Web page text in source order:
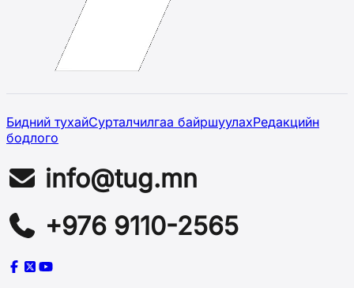
Бидний тухайСурталчилгаа байршуулахРедакцийн
бодлого
info@tug.mn
+976 9110-2565